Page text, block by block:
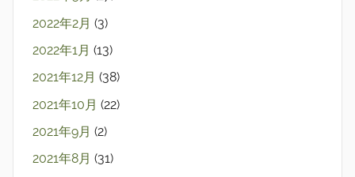
2022年2月 (3)
2022年1月 (13)
2021年12月 (38)
2021年10月 (22)
2021年9月 (2)
2021年8月 (31)